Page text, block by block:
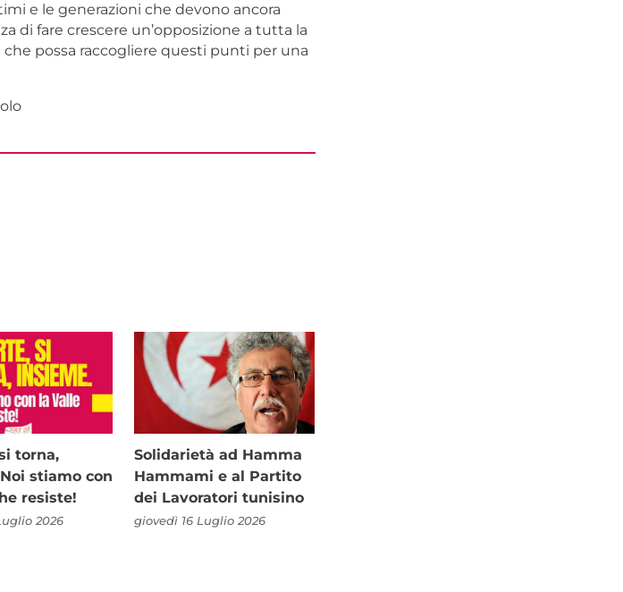
e le generazioni che devono ancora
di fare crescere un’opposizione a tutta la
che possa raccogliere questi punti per una
torna,
stiamo con
resiste!
2026
Solidarietà ad Hamma
Hammami e al Partito
dei Lavoratori tunisino
giovedì 16 Luglio 2026